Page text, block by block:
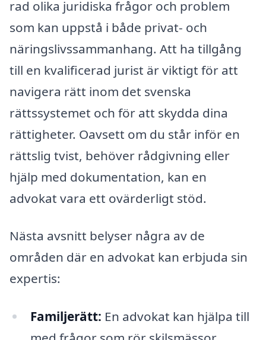
rad olika juridiska frågor och problem
som kan uppstå i både privat- och
näringslivssammanhang. Att ha tillgång
till en kvalificerad jurist är viktigt för att
navigera rätt inom det svenska
rättssystemet och för att skydda dina
rättigheter. Oavsett om du står inför en
rättslig tvist, behöver rådgivning eller
hjälp med dokumentation, kan en
advokat vara ett ovärderligt stöd.
Nästa avsnitt belyser några av de
områden där en advokat kan erbjuda sin
expertis:
Familjerätt: En advokat kan hjälpa till